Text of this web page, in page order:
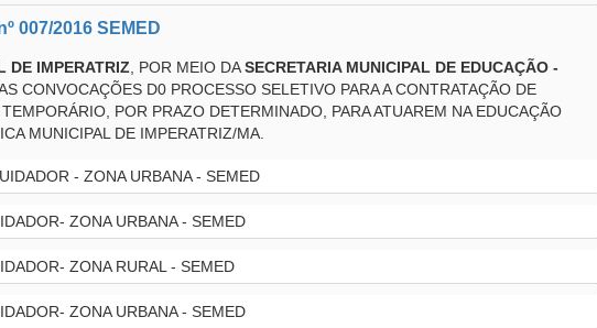
007/2016 SEMED
DE IMPERATRIZ , POR MEIO DASECRETARIA MUNICIPAL DE EDUCAÇÃO -
CONVOCAÇÕES D0 PROCESSO SELETIVO PARA A CONTRATAÇÃO DE
POR PRAZO DETERMINADO, PARA ATUAREM NA EDUCAÇÃO
MUNICIPAL DE IMPERATRIZ/MA.
- ZONA URBANA - SEMED
ZONA URBANA - SEMED
ZONA RURAL - SEMED
ZONA URBANA - SEMED